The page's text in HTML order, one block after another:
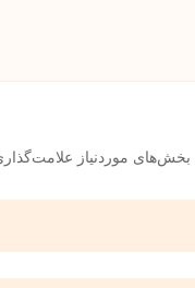
بخش‌های موردنیاز